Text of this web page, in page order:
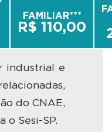
FAMILIAR***
R$ 110,00
industrial e
do CNAE,
o Sesi-SP.